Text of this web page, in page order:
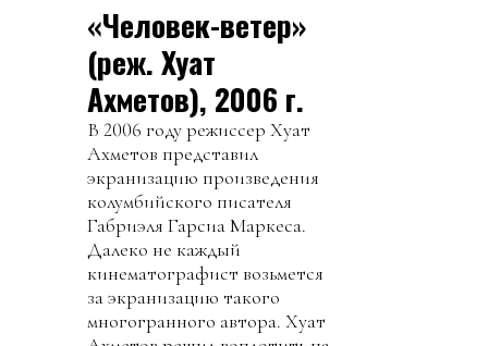
«Человек-ветер»
(реж. Хуат
Ахметов), 2006 г.
В 2006 году режиссер Хуат
Ахметов представил
экранизацию произведения
колумбийского писателя
Габриэля Гарсиа Маркеса.
Далеко не каждый
кинематографист возьмется
за экранизацию такого
многогранного автора. Хуат